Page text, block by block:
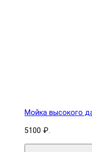
Мойка высокого
5100 ₽.